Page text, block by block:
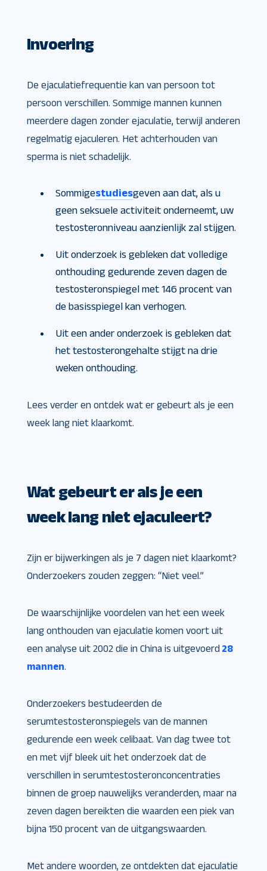
Invoering
De ejaculatiefrequentie kan van persoon tot
persoon verschillen. Sommige mannen kunnen
meerdere dagen zonder ejaculatie, terwijl anderen
regelmatig ejaculeren. Het achterhouden van
sperma is niet schadelijk.
Sommigestudiesgeven aan dat, als u
geen seksuele activiteit onderneemt, uw
testosteronniveau aanzienlijk zal stijgen.
Uit onderzoek is gebleken dat volledige
onthouding gedurende zeven dagen de
testosteronspiegel met 146 procent van
de basisspiegel kan verhogen.
Uit een ander onderzoek is gebleken dat
het testosterongehalte stijgt na drie
weken onthouding.
Lees verder en ontdek wat er gebeurt als je een
week lang niet klaarkomt.
Wat gebeurt er als je een
week lang niet ejaculeert?
Zijn er bijwerkingen als je 7 dagen niet klaarkomt?
Onderzoekers zouden zeggen: “Niet veel.”
De waarschijnlijke voordelen van het een week
lang onthouden van ejaculatie komen voort uit
een analyse uit 2002 die in China is uitgevoerd 28
mannen.
Onderzoekers bestudeerden de
serumtestosteronspiegels van de mannen
gedurende een week celibaat. Van dag twee tot
en met vijf bleek uit het onderzoek dat de
verschillen in serumtestosteronconcentraties
binnen de groep nauwelijks veranderden, maar na
zeven dagen bereikten die waarden een piek van
bijna 150 procent van de uitgangswaarden.
Met andere woorden, ze ontdekten dat ejaculatie